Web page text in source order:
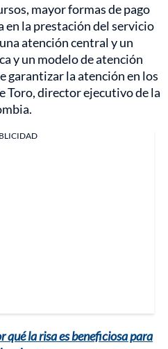
mayor formas de pago
en la prestación del servicio
atención central y un
y un modelo de atención
garantizar la atención en los
Toro, director ejecutivo de la
qué la risa es beneficiosa para